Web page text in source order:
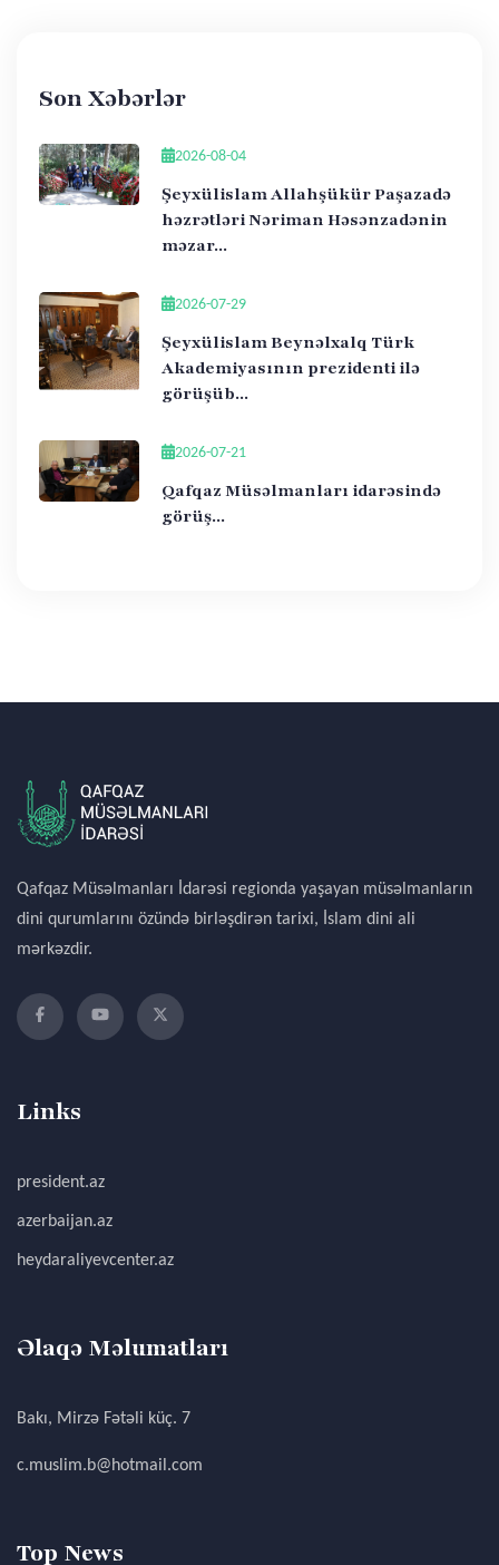
Son Xəbərlər
2026-08-04
Şeyxülislam Allahşükür Paşazadə
həzrətləri Nəriman Həsənzadənin
məzar...
2026-07-29
Şeyxülislam Beynəlxalq Türk
Akademiyasının prezidenti ilə
görüşüb...
2026-07-21
Qafqaz Müsəlmanları idarəsində
görüş...
Qafqaz Müsəlmanları İdarəsi regionda yaşayan müsəlmanların
dini qurumlarını özündə birləşdirən tarixi, İslam dini ali
mərkəzdir.
Links
president.az
azerbaijan.az
heydaraliyevcenter.az
Əlaqə Məlumatları
Bakı, Mirzə Fətəli küç. 7
c.muslim.b@hotmail.com
Top News